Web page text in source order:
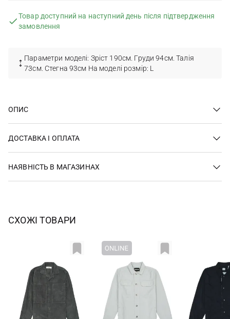
Товар доступний на наступний день після підтвердження
замовлення
Параметри моделі: Зріст 190см. Груди 94см. Талія
73см. Стегна 93см На моделі розмір: L
ОПИС
ДОСТАВКА І ОПЛАТА
НАЯВНІСТЬ В МАГАЗИНАХ
СХОЖІ ТОВАРИ